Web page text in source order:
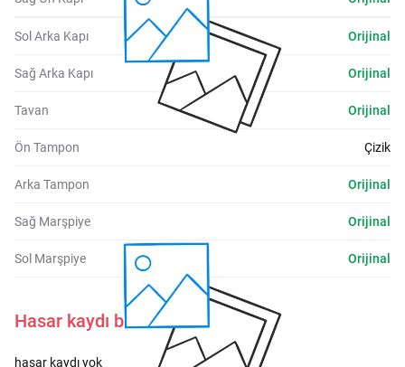
Sol Arka Kapı Orijinal
Sağ Arka Kapı Orijinal
Tavan Orijinal
Ön Tampon Çizik
Arka Tampon Orijinal
Sağ Marşpiye Orijinal
Sol Marşpiye Orijinal
Hasar kaydı bulunmamaktadır.
hasar kaydı yok